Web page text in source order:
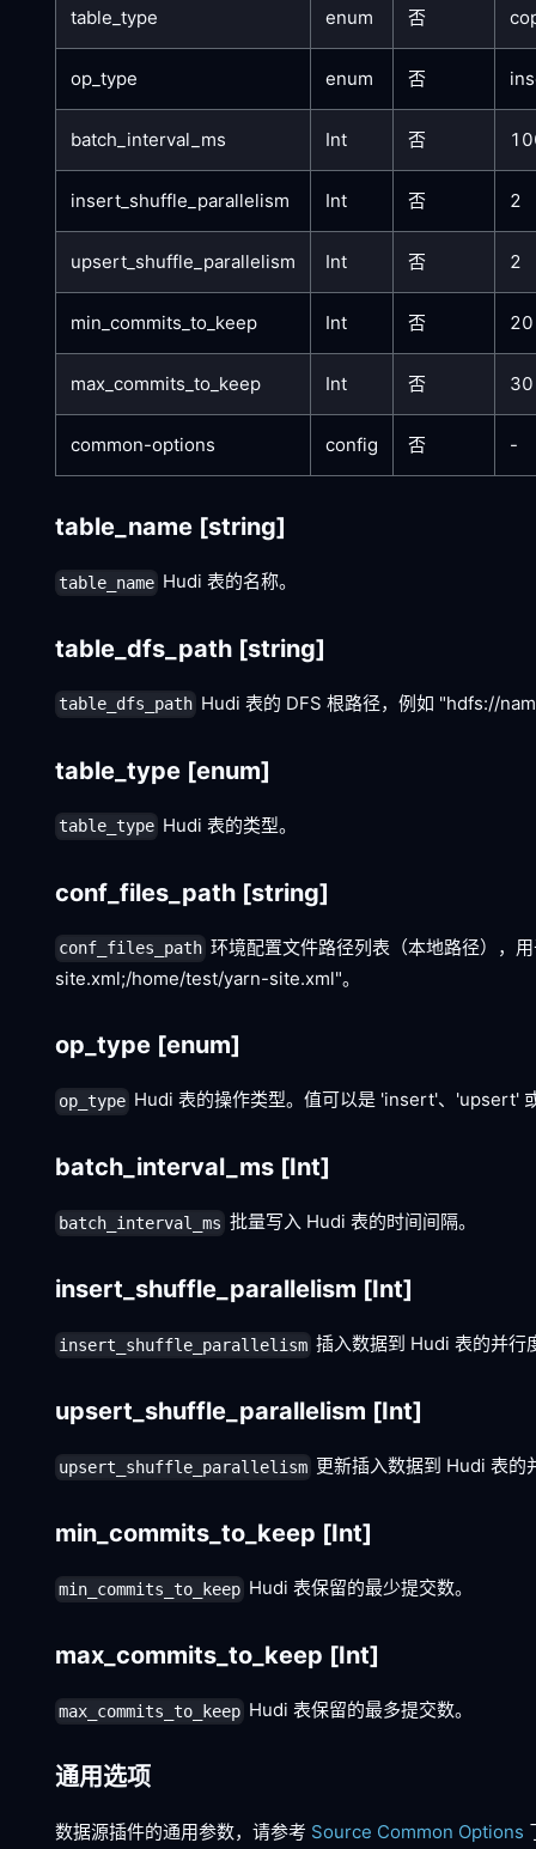
table_type enum 否
op_type enum 否
batch_interval_ms Int 否
insert_shuffle_parallelism Int 否 2
upsert_shuffle_parallelism Int 否 2
min_commits_to_keep Int 否 20
max_commits_to_keep Int 否 30
common-options config 否 -
table_name [string]
table_name Hudi 表的名称。
table_dfs_path [string]
table_dfs_path Hudi 表的 DFS 根路径，例如 "hdfs://
table_type [enum]
table_type Hudi 表的类型。
conf_files_path [string]
conf_files_path 环境配置文件路径列表（本地路径）
site.xml;/home/test/yarn-site.xml"。
op_type [enum]
op_type Hudi 表的操作类型。值可以是 'insert'、'upsert'
batch_interval_ms [Int]
batch_interval_ms 批量写入 Hudi 表的时间间隔。
insert_shuffle_parallelism [Int]
insert_shuffle_parallelism 插入数据到 Hudi 表的并行
upsert_shuffle_parallelism [Int]
upsert_shuffle_parallelism 更新插入数据到 Hudi 表的
min_commits_to_keep [Int]
min_commits_to_keep Hudi 表保留的最少提交数。
max_commits_to_keep [Int]
max_commits_to_keep Hudi 表保留的最多提交数。
通用选项
数据源插件的通用参数，请参考 Source Common Options